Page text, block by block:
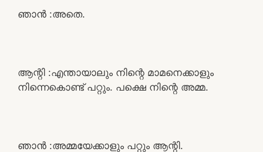
ഞാൻ :അതെ.
ആന്റി :എന്തായാലും നിന്റെ മാമനെക്കാളും
നിന്നെകൊണ്ട് പറ്റും. പക്ഷെ നിന്റെ അമ്മ.
ഞാൻ :അമ്മയേക്കാളും പറ്റും ആന്റി.